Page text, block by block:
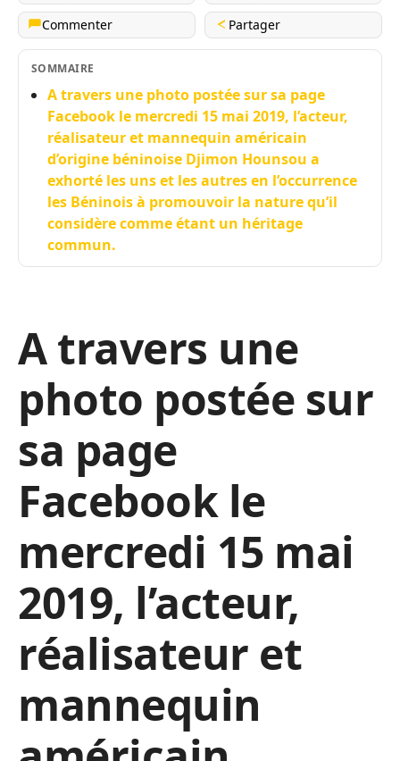
Commenter
Partager
SOMMAIRE
A travers une photo postée sur sa page
Facebook le mercredi 15 mai 2019, l’acteur,
réalisateur et mannequin américain
d’origine béninoise Djimon Hounsou a
exhorté les uns et les autres en l’occurrence
les Béninois à promouvoir la nature qu’il
considère comme étant un héritage
commun.
A travers une
photo postée sur
sa page
Facebook le
mercredi 15 mai
2019, l’acteur,
réalisateur et
mannequin